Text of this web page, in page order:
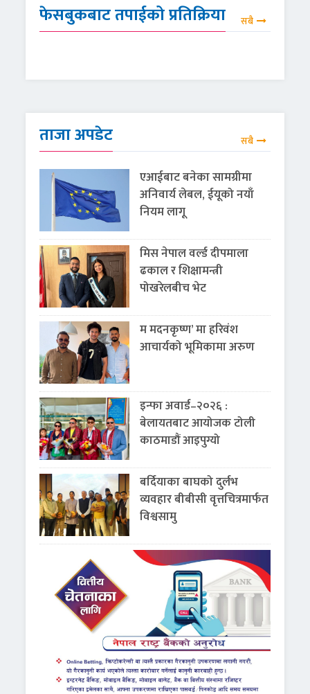
फेसबुकबाट तपाईको प्रतिक्रिया सबै
ताजा अपडेट सबै
एआईबाट बनेका सामग्रीमा
अनिवार्य लेबल, ईयूको नयाँ
नियम लागू
मिस नेपाल वर्ल्ड दीपमाला
ढकाल र शिक्षामन्त्री
पोखरेलबीच भेट
म मदनकृष्ण’ मा हरिवंश
आचार्यको भूमिकामा अरुण
इन्फा अवार्ड–२०२६ :
बेलायतबाट आयोजक टोली
काठमाडौं आइपुग्यो
बर्दियाका बाघको दुर्लभ
व्यवहार बीबीसी वृत्तचित्रमार्फत
विश्वसामु